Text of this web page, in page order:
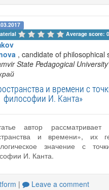
Average score:
, candidate of philosophical
State Pedagogical
и времени с
философии И. Канта»
автор рассматривает
и времени», их
значение с
И. Канта.
| Leave a comment